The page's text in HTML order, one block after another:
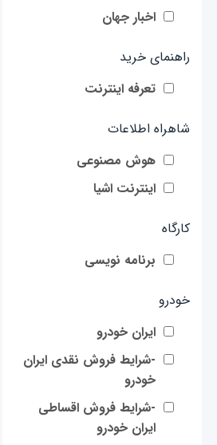
اخبار جهان
راهنمای خرید
تعرفه اینترنت
شاهراه اطلاعات
هوش مصنوعی
اینترنت اشیا
کارگاه
برنامه نویسی
خودرو
ایران خودرو
-شرایط فروش نقدی ایران
خودرو
-شرایط فروش اقساطی
ایران خودرو